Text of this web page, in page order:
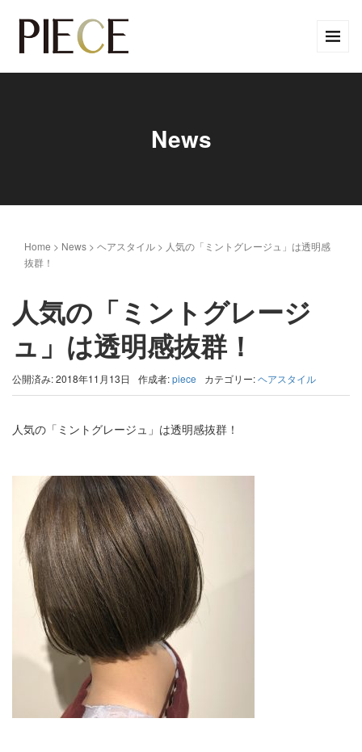
News
Home > News > ヘアスタイル > 人気の「ミントグレージュ」は透明感
抜群！
人気の「ミントグレージ
ュ」は透明感抜群！
公開済み: 2018年11月13日 作成者:piece カテゴリー:ヘアスタイル
人気の「ミントグレージュ」は透明感抜群！